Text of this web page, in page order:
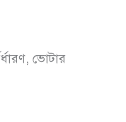
ভোটার